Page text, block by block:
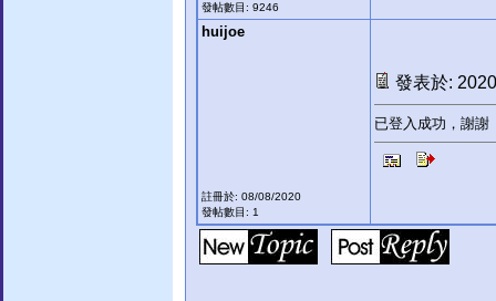
發帖數目: 9246
huijoe
註冊於: 08/08/2020
發帖數目: 1
發表於:
已登入成功，謝謝